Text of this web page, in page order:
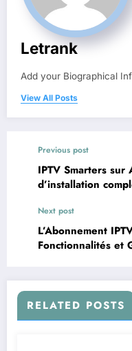
Letrank
Add your Biographical
View All Posts
Previous post
IPTV Smarters
d’installation
Next post
L’Abonnement
Fonctionnalités et
RELATED POSTS